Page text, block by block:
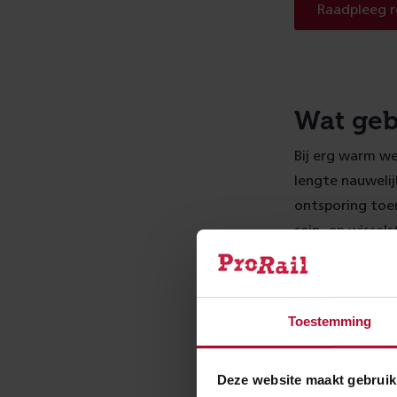
Toestemming
Deze website maakt
Raadpleeg
Wat
Bij erg warm
lengte
ontsporing
sein- en